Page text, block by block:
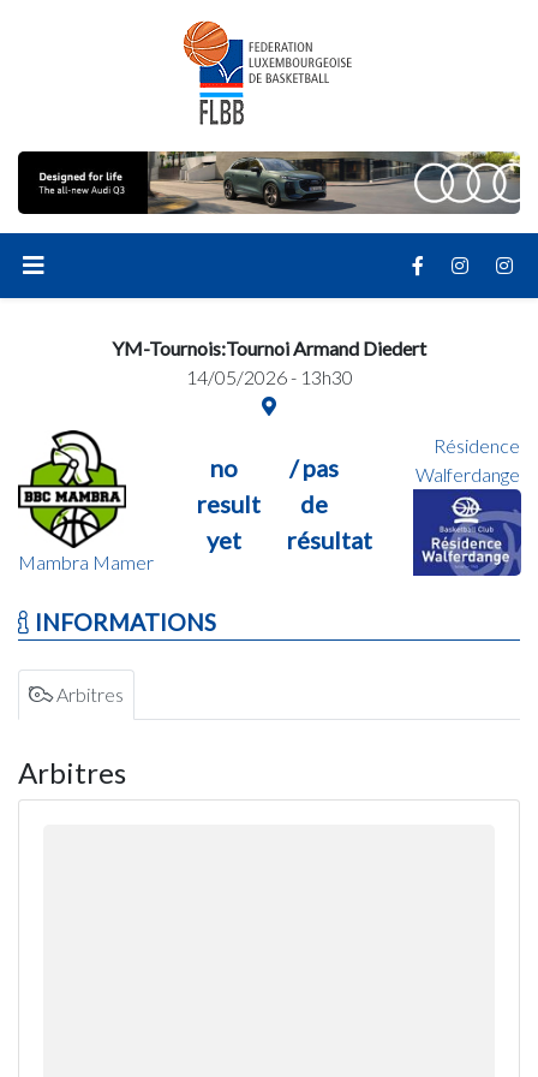
YM-Tournois:Tournoi Armand Diedert
14/05/2026 - 13h30
Mambra Mamer
no
result
yet
/ pas
de
résultat
Résidence
Walferdange
INFORMATIONS
Arbitres
Arbitres